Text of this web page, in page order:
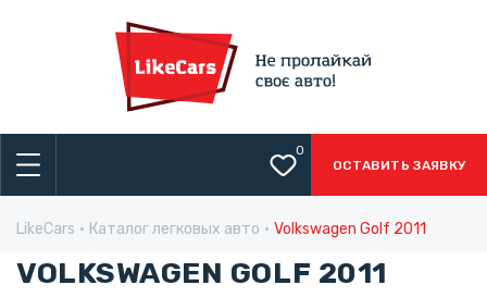
0
ОСТАВИТЬ ЗАЯВКУ
LikeCars Каталог легковых авто Volkswagen Golf 2011
VOLKSWAGEN GOLF 2011